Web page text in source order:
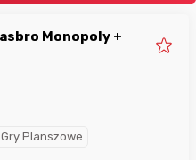
Gry Planszowe